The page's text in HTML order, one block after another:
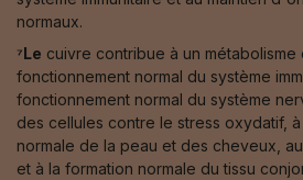
normaux.
⁷Le cuivre contribue à un
fonctionnement normal du système
fonctionnement normal du système
des cellules contre le stress oxydatif,
normale de la peau et des cheveux,
et à la formation normale du tissu